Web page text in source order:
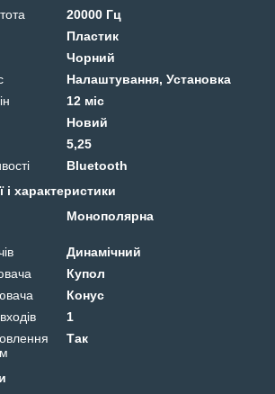
20000 Гц
Пластик
Чорний
Налаштування, Установка
12 міс
Новий
5,25
Bluetooth
і характеристики
Монополярна
Динамічний
Купол
Конус
1
Так